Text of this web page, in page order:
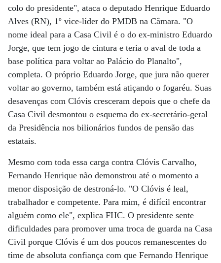
colo do presidente", ataca o deputado Henrique Eduardo
Alves (RN), 1º vice-líder do PMDB na Câmara. "O
nome ideal para a Casa Civil é o do ex-ministro Eduardo
Jorge, que tem jogo de cintura e teria o aval de toda a
base política para voltar ao Palácio do Planalto",
completa. O próprio Eduardo Jorge, que jura não querer
voltar ao governo, também está atiçando o fogaréu. Suas
desavenças com Clóvis cresceram depois que o chefe da
Casa Civil desmontou o esquema do ex-secretário-geral
da Presidência nos bilionários fundos de pensão das
estatais.
Mesmo com toda essa carga contra Clóvis Carvalho,
Fernando Henrique não demonstrou até o momento a
menor disposição de destroná-lo. "O Clóvis é leal,
trabalhador e competente. Para mim, é difícil encontrar
alguém como ele", explica FHC. O presidente sente
dificuldades para promover uma troca de guarda na Casa
Civil porque Clóvis é um dos poucos remanescentes do
time de absoluta confiança com que Fernando Henrique